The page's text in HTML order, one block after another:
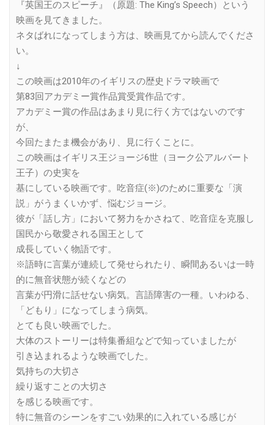
『英国王のスピーチ』（原題: The King’s Speech）という
映画を見てきました。
ネタばれになってしまう方は、映画見てから読んでくださ
い。
↓
この映画は2010年のイギリスの歴史ドラマ映画で
第83回アカデミー賞作品賞受賞作品です。
アカデミー賞の作品はあまり見に行く方ではないのです
が、
今回たまたま機会があり、見に行くことに。
この映画はイギリス王ジョージ6世（ヨーク公アルバート
王子）の史実を
基にしている映画です。吃音症(※)のために重要な「演
説」がうまくいかず、悩むジョージ。
彼が「話し方」において努力をかさねて、吃音症を克服し
国民から敬愛される国王として
成長していく物語です。
※語時に言葉が連続して発せられたり、瞬間あるいは一時
的に無音状態が続くなどの
言葉が円滑に話せない病気。言語障害の一種。いわゆる、
「どもり」になってしまう病気。
とても良い映画でした。
大体のストーリーは特集番組などで知っていましたが
引き込まれるような映画でした。
気持ちの大切さ
繰り返すことの大切さ
を感じる映画です。
特に無音のシーンをすごい効果的に入れている感じが